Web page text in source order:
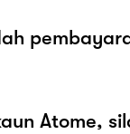
Atome,